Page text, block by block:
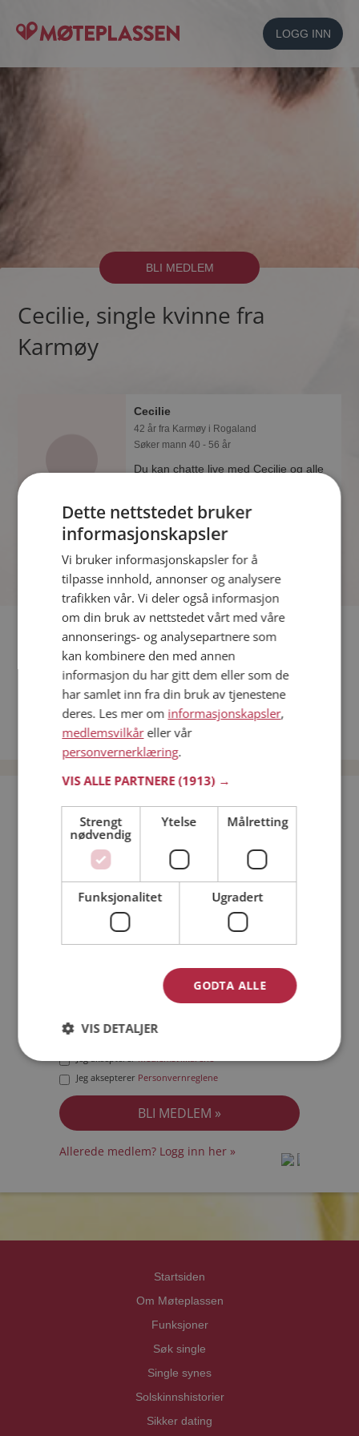
LOGG INN
BLI MEDLEM
Cecilie, single kvinne fra
Karmøy
Cecilie
42 år fra Karmøy i Rogaland
Søker mann 40 - 56 år
Du kan chatte live med Cecilie og alle
bli medlem.
Fler single
Flere singlekvinner fra Karmøy: Thisisme,Mafe, Miri
Menn fra Karmøy
Date kvinner i Norge
Date menn i Norge
Bli medlem gratis!
Jeg er en: Mann Kvinne
Min alder:
Jeg akseptererMedlemsvilkårene
Jeg aksepterer Personvernreglene
Allerede medlem? Logg inn her »
Startsiden
Om Møteplassen
Funksjoner
Søk single
Single synes
Solskinnshistorier
Sikker dating
Dette nettstedet bruker
informasjonskapsler
Vi bruker informasjonskapsler for å
tilpasse innhold, annonser og analysere
trafikken vår. Vi deler også informasjon
om din bruk av nettstedet vårt med våre
annonserings- og analysepartnere som
kan kombinere den med annen
informasjon du har gitt dem eller som de
har samlet inn fra din bruk av tjenestene
deres. Les mer om informasjonskapsler,
medlemsvilkåreller vår
personvernerklæring.
VIS ALLE PARTNERE(1913) →
Strengt
nødvendig
Ytelse Målretting
Funksjonalitet Ugradert
GODTA ALLE
VIS DETALJER